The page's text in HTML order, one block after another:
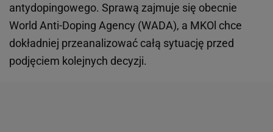
antydopingowego. Sprawą zajmuje się obecnie
World Anti-Doping Agency (WADA), a MKOl chce
dokładniej przeanalizować całą sytuację przed
podjęciem kolejnych decyzji.